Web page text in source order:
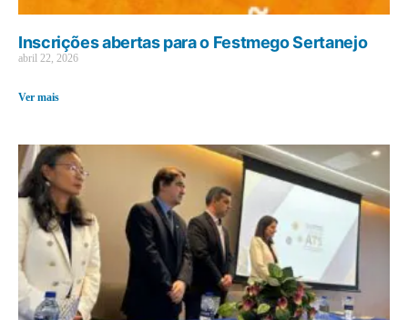
Inscrições abertas para o Festmego Sertanejo
abril 22, 2026
Ver mais